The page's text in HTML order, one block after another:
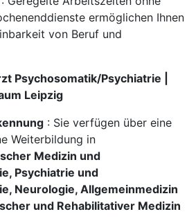
ermöglichen Ihnen
von Beruf und
Psychosomatik/Psychiatrie |
Leipzig
: Sie verfügen über eine
Weiterbildung in
Medizin und
Psychiatrie und
Neurologie, Allgemeinmedizin
und Rehabilitativer Medizin